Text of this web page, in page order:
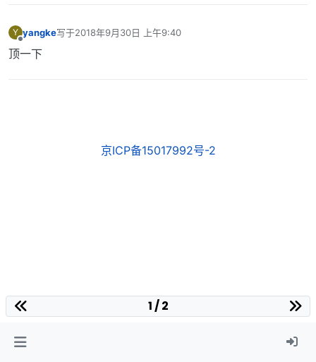
Y yangke写于2018年9月30日 上午9:40
最后由 编辑
顶一下
京ICP备15017992号-2
1 / 2